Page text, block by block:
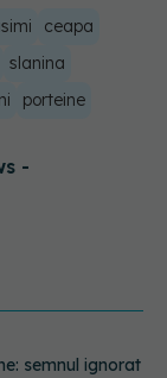
ceapa
slanina
porteine
-
trebuie să eviți